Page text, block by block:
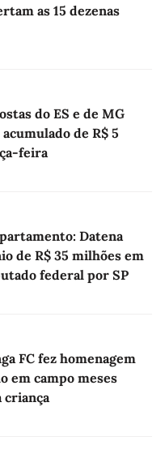
as 15 dezenas
do ES e de MG
de R$ 5
feira
Datena
de R$ 35 milhões em
federal por SP
FC fez homenagem
em campo meses
criança